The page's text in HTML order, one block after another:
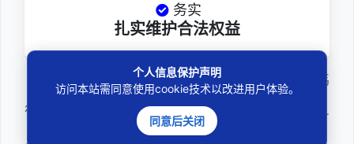
务实
扎实维护合法权益
邓杰律师，法律硕士，执业于北京市炜
衡（深圳）律师事务所，律师执业证号为14
个人信息保护声明
访问本站需同意使用cookie技术以改进用户体验。
同意后关闭